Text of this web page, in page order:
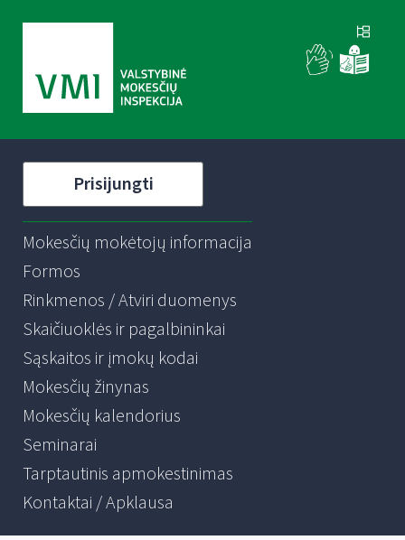
Prisijungti
Mokesčių mokėtojų informacija
Formos
Rinkmenos / Atviri duomenys
Skaičiuoklės ir pagalbininkai
Sąskaitos ir įmokų kodai
Mokesčių žinynas
Mokesčių kalendorius
Seminarai
Tarptautinis apmokestinimas
Kontaktai / Apklausa